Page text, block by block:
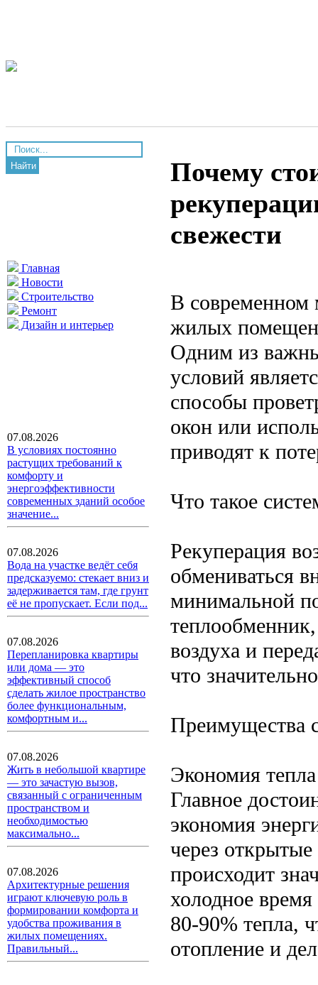
Найти
Главная
Новости
Строительство
Ремонт
Дизайн и интерьер
07.08.2026
В условиях постоянно
растущих требований к
комфорту и
энергоэффективности
современных зданий особое
значение...
07.08.2026
Вода на участке ведёт себя
предсказуемо: стекает вниз и
задерживается там, где грунт
её не пропускает. Если под...
07.08.2026
Перепланировка квартиры
или дома — это
эффективный способ
сделать жилое пространство
более функциональным,
комфортным и...
07.08.2026
Жить в небольшой квартире
— это зачастую вызов,
связанный с ограниченным
пространством и
необходимостью
максимально...
07.08.2026
Архитектурные решения
играют ключевую роль в
формировании комфорта и
удобства проживания в
жилых помещениях.
Правильный...
Почему
свежести
В современном
жилых
Одним из
условий
способы
окон или
приводят к
Что такое
Рекуперация
обмениваться
минимальной
воздуха и
что
Преимущества
Экономия
Главное
экономия
через
происходит
холодное время
80-90% тепла,
отопление и